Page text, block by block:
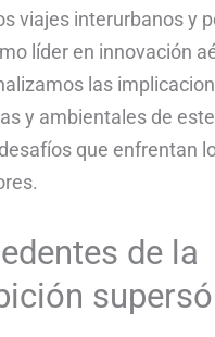
viajes interurbanos y
líder en innovación
las
y ambientales de
que enfrentan
de la